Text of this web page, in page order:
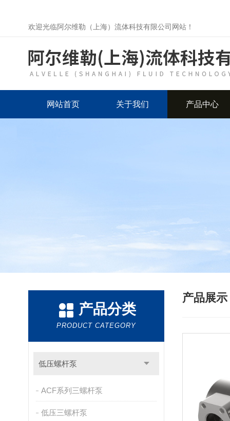
欢迎光临阿尔维勒（上海）流体科技有限公司网站！
网站首页 关于我们 产品中心
产品分类
PRODUCT CATEGORY
低压螺杆泵
ACF系列三螺杆泵
低压三螺杆泵
产品展示